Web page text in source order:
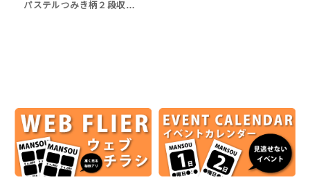
パステルつみき柄２段収…